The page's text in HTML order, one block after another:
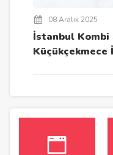
08 Aralık 2025
İstanbul Kombi
Küçükçekmece